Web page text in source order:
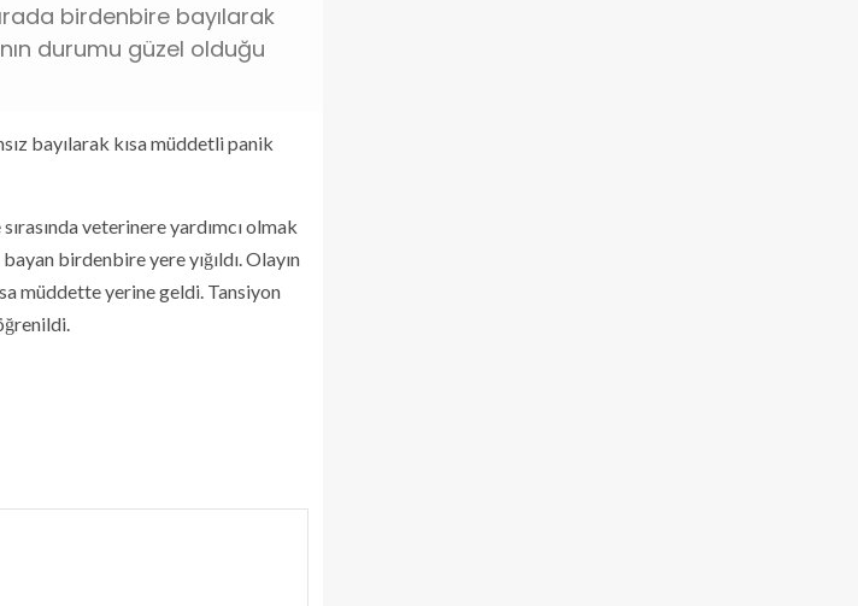
birdenbire bayılarak
durumu güzel olduğu
bayılarak kısa müddetli panik
veterinere yardımcı olmak
birdenbire yere yığıldı. Olayın
müddette yerine geldi. Tansiyon